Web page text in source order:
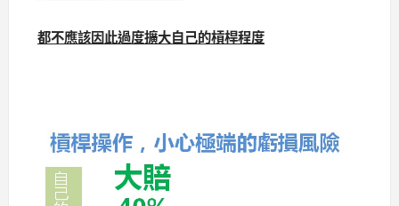
都不應該因此過度擴大自己的槓桿程度